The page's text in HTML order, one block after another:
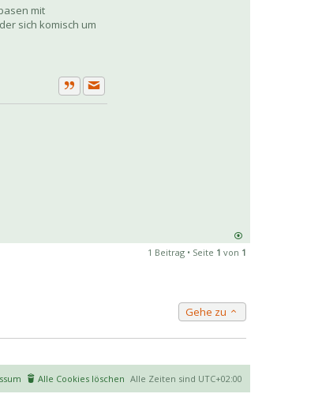
mit
sich komisch um
ZitatPrivate Nachricht senden
1 Beitrag • Seite 1 von 1
Gehe zu
Alle Zeiten sind UTC+02:00
Alle Cookies löschen